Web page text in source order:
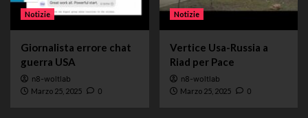
Notizie
Giornalista errore chat
guerra USA
n8-woltlab
Marzo 25, 2025 0
Notizie
Vertice Usa-Russia a
Riad per Pace
n8-woltlab
Marzo 25, 2025 0